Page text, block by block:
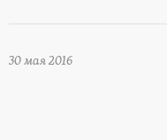
30 мая 2016